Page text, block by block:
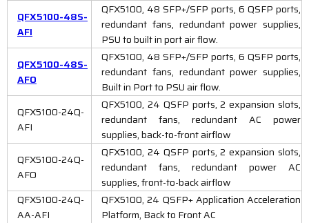
QFX5100-48S-
AFI
QFX5100, 48 SFP+/SFP ports, 6 QSFP ports,
redundant fans, redundant power supplies,
PSU to built in port air flow.
QFX5100-48S-
AFO
QFX5100, 48 SFP+/SFP ports, 6 QSFP ports,
redundant fans, redundant power supplies,
Built in Port to PSU air flow.
QFX5100-24Q-
AFI
QFX5100, 24 QSFP ports, 2 expansion slots,
redundant fans, redundant AC power
supplies, back-to-front airflow
QFX5100-24Q-
AFO
QFX5100, 24 QSFP ports, 2 expansion slots,
redundant fans, redundant power AC
supplies, front-to-back airflow
QFX5100-24Q-
AA-AFI
QFX5100, 24 QSFP+ Application Acceleration
Platform, Back to Front AC